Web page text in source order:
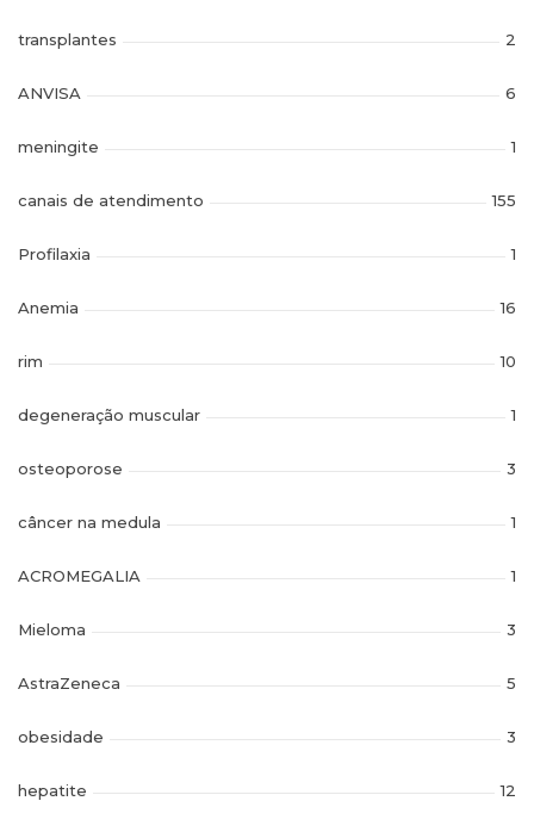
transplantes 2
ANVISA 6
meningite 1
canais de atendimento 155
Profilaxia 1
Anemia 16
rim 10
degeneração muscular 1
osteoporose 3
câncer na medula 1
ACROMEGALIA 1
Mieloma 3
AstraZeneca 5
obesidade 3
hepatite 12